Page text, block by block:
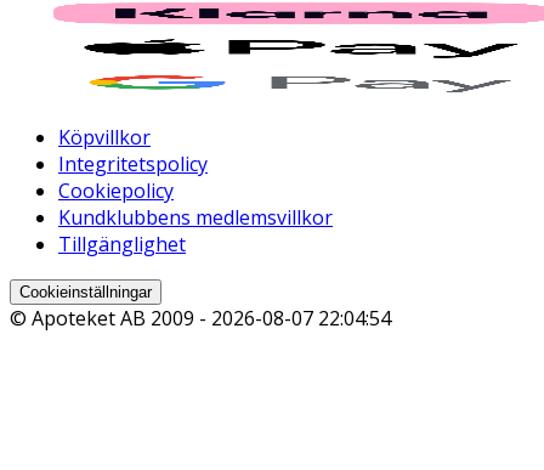
Köpvillkor
Integritetspolicy
Cookiepolicy
Kundklubbens medlemsvillkor
Tillgänglighet
Cookieinställningar
© Apoteket AB 2009 - 2026-08-07 22:04:54